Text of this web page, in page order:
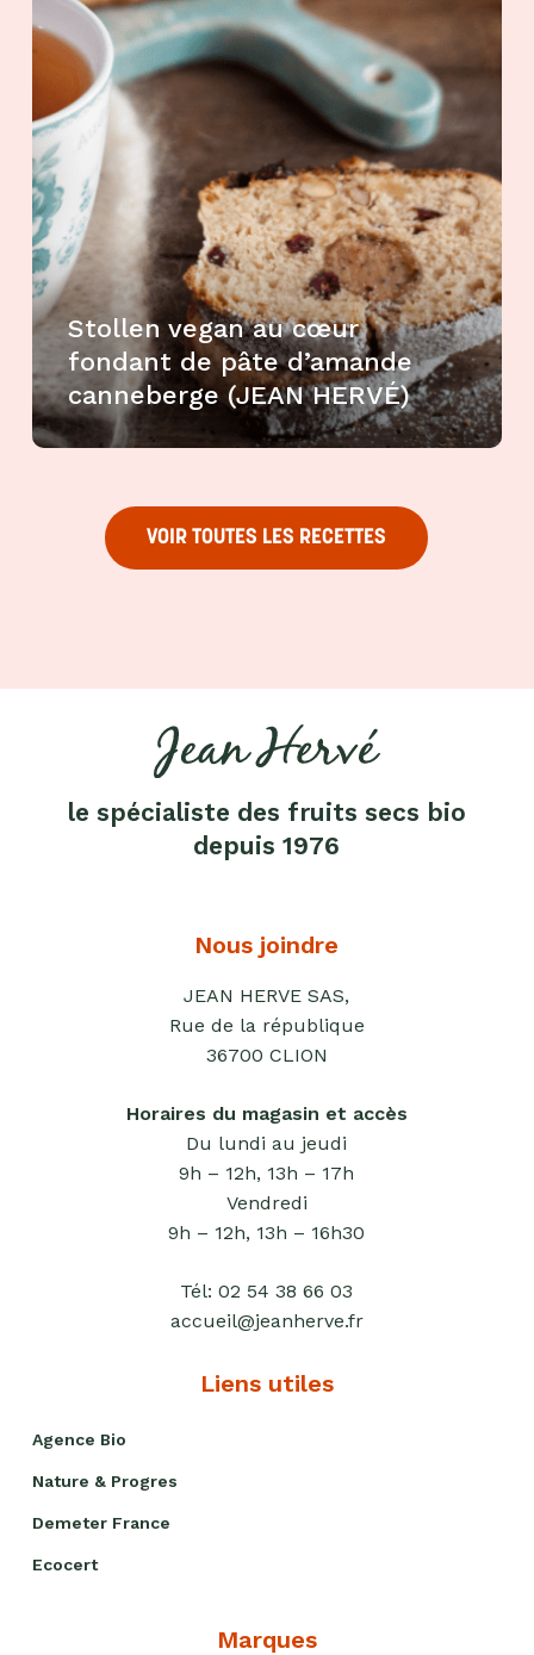
Stollen vegan au cœur
fondant de pâte d’amande
canneberge (JEAN HERVÉ)
VOIR TOUTES LES RECETTES
le spécialiste des fruits secs bio
depuis 1976
Nous joindre
JEAN HERVE SAS,
Rue de la république
36700 CLION
Horaires du magasin et accès
Du lundi au jeudi
9h – 12h, 13h – 17h
Vendredi
9h – 12h, 13h – 16h30
Tél:02 54 38 66 03
accueil@jeanherve.fr
Liens utiles
Agence Bio
Nature & Progres
Demeter France
Ecocert
Marques
sio
Mélanges
apéritifs
Tartinables
apéritifs
Pâte
d'amande
Pâtes à
tartiner
Produits
lacto-
fermentés
Purées
sucrées
"confits"
Anti-